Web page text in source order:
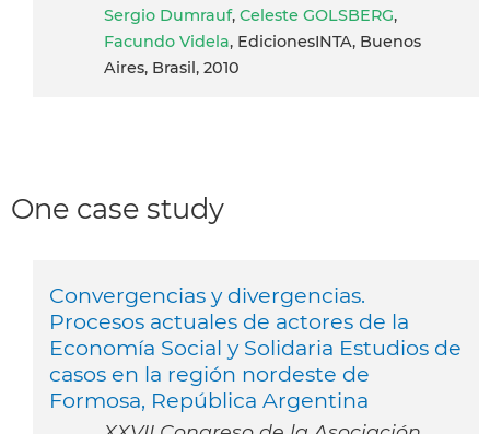
Sergio Dumrauf, Celeste GOLSBERG,
Facundo Videla, EdicionesINTA, Buenos
Aires, Brasil, 2010
One case study
Convergencias y divergencias.
Procesos actuales de actores de la
Economía Social y Solidaria Estudios de
casos en la región nordeste de
Formosa, República Argentina